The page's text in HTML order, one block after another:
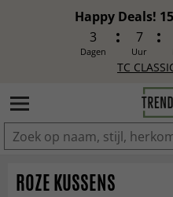
Happy Deals!
3
Dagen
7
Uur
TC
IN DE
ROZE KUSSENS